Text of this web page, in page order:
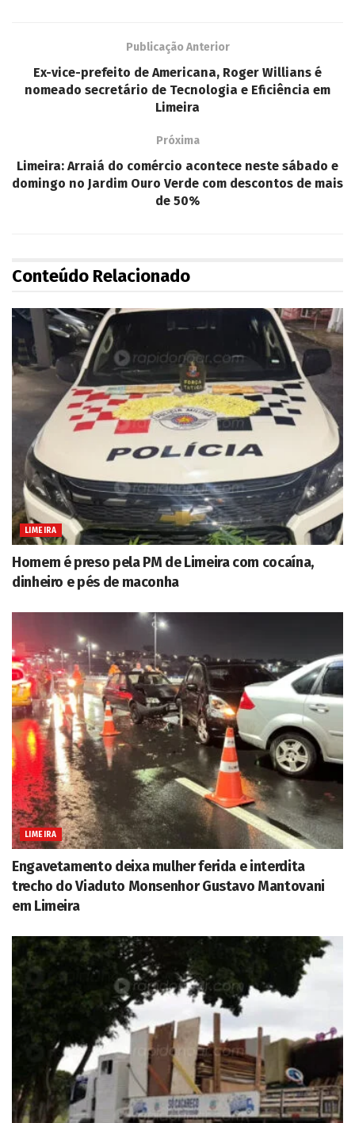
Publicação Anterior
Ex-vice-prefeito de Americana, Roger Willians é
nomeado secretário de Tecnologia e Eficiência em
Limeira
Próxima
Limeira: Arraiá do comércio acontece neste sábado e
domingo no Jardim Ouro Verde com descontos de mais
de 50%
Conteúdo Relacionado
LIMEIRA
Homem é preso pela PM de Limeira com cocaína,
dinheiro e pés de maconha
LIMEIRA
Engavetamento deixa mulher ferida e interdita
trecho do Viaduto Monsenhor Gustavo Mantovani
em Limeira